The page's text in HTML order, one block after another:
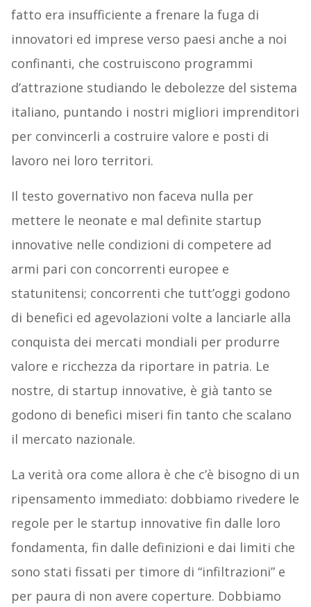
fatto era insufficiente a frenare la fuga di
innovatori ed imprese verso paesi anche a noi
confinanti, che costruiscono programmi
d’attrazione studiando le debolezze del sistema
italiano, puntando i nostri migliori imprenditori
per convincerli a costruire valore e posti di
lavoro nei loro territori.
Il testo governativo non faceva nulla per
mettere le neonate e mal definite startup
innovative nelle condizioni di competere ad
armi pari con concorrenti europee e
statunitensi; concorrenti che tutt’oggi godono
di benefici ed agevolazioni volte a lanciarle alla
conquista dei mercati mondiali per produrre
valore e ricchezza da riportare in patria. Le
nostre, di startup innovative, è già tanto se
godono di benefici miseri fin tanto che scalano
il mercato nazionale.
La verità ora come allora è che c’è bisogno di un
ripensamento immediato: dobbiamo rivedere le
regole per le startup innovative fin dalle loro
fondamenta, fin dalle definizioni e dai limiti che
sono stati fissati per timore di “infiltrazioni” e
per paura di non avere coperture. Dobbiamo